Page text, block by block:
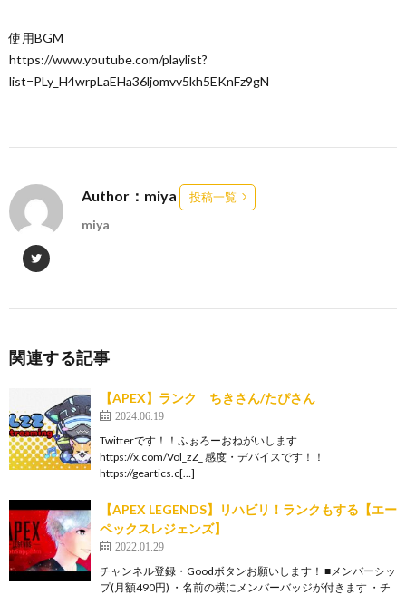
使用BGM
https://www.youtube.com/playlist?
list=PLy_H4wrpLaEHa36ljomvv5kh5EKnFz9gN
Author：miya 投稿一覧
miya
関連する記事
【APEX】ランク ちきさん/たぴさん
2024.06.19
Twitterです！！ふぉろーおねがいします
https://x.com/Vol_zZ_ 感度・デバイスです！！
https://geartics.c[…]
【APEX LEGENDS】リハビリ！ランクもする【エー
ペックスレジェンズ】
2022.01.29
チャンネル登録・Goodボタンお願いします！ ■メンバーシッ
プ(月額490円) ・名前の横にメンバーバッジが付きます ・チ